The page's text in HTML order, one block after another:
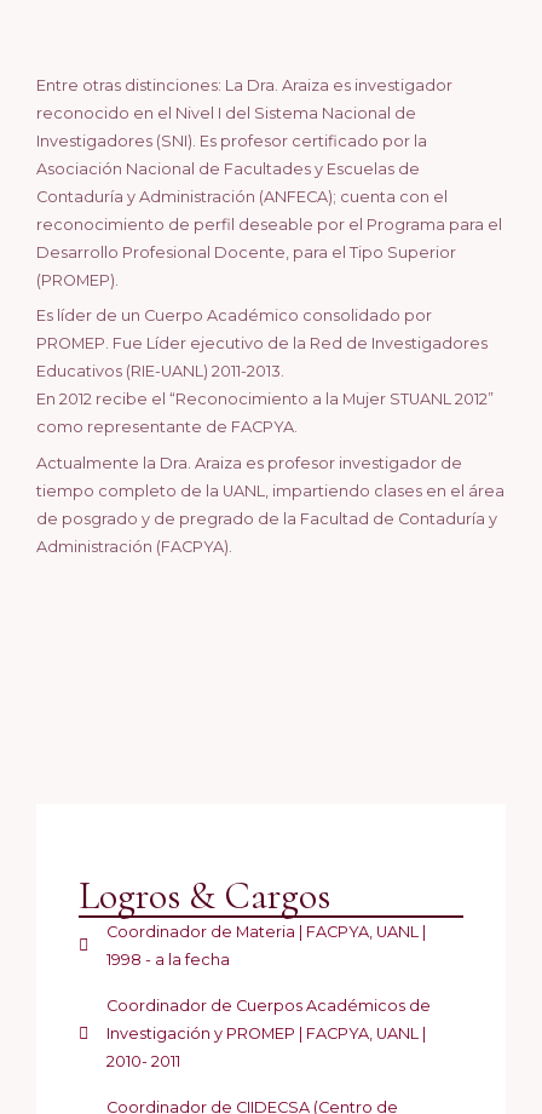
Entre otras distinciones: La Dra. Araiza es investigador
reconocido en el Nivel I del Sistema Nacional de
Investigadores (SNI). Es profesor certificado por la
Asociación Nacional de Facultades y Escuelas de
Contaduría y Administración (ANFECA); cuenta con el
reconocimiento de perfil deseable por el Programa para el
Desarrollo Profesional Docente, para el Tipo Superior
(PROMEP).
Es líder de un Cuerpo Académico consolidado por
PROMEP. Fue Líder ejecutivo de la Red de Investigadores
Educativos (RIE-UANL) 2011-2013.
En 2012 recibe el “Reconocimiento a la Mujer STUANL 2012”
como representante de FACPYA.
Actualmente la Dra. Araiza es profesor investigador de
tiempo completo de la UANL, impartiendo clases en el área
de posgrado y de pregrado de la Facultad de Contaduría y
Administración (FACPYA).
Logros & Cargos
Coordinador de Materia | FACPYA, UANL |
1998 - a la fecha
Coordinador de Cuerpos Académicos de
Investigación y PROMEP | FACPYA, UANL |
2010- 2011
Coordinador de CIIDECSA (Centro de